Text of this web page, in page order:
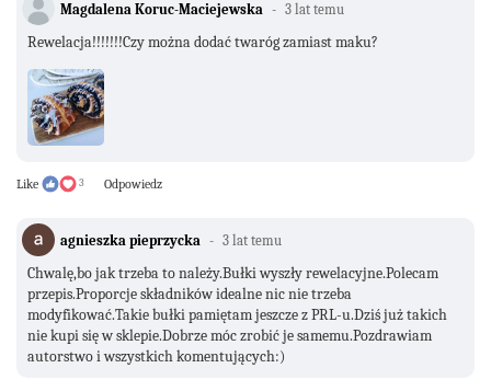
Magdalena Koruc-Maciejewska 3 lat temu
Rewelacja!!!!!!!Czy można dodać twaróg zamiast maku?
Like 3 Odpowiedz
agnieszka pieprzycka 3 lat temu
Chwalę,bo jak trzeba to należy.Bułki wyszły rewelacyjne.Polecam
przepis.Proporcje składników idealne nic nie trzeba
modyfikować.Takie bułki pamiętam jeszcze z PRL-u.Dziś już takich
nie kupi się w sklepie.Dobrze móc zrobić je samemu.Pozdrawiam
autorstwo i wszystkich komentujących:)